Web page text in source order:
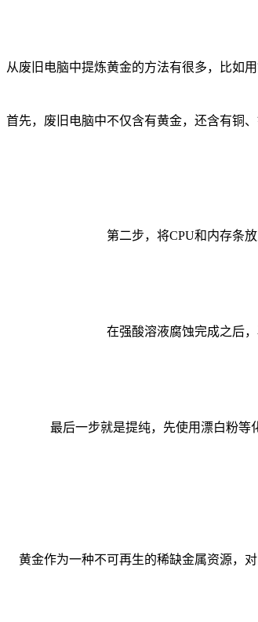
从废旧电脑中提炼黄金的方法有很多，比如
首先，废旧电脑中不仅含有黄金，还含有铜
第二步，将CPU和内存条
在强酸溶液腐蚀完成之后
最后一步就是提纯，先使用漂白粉等
黄金作为一种不可再生的稀缺金属资源，